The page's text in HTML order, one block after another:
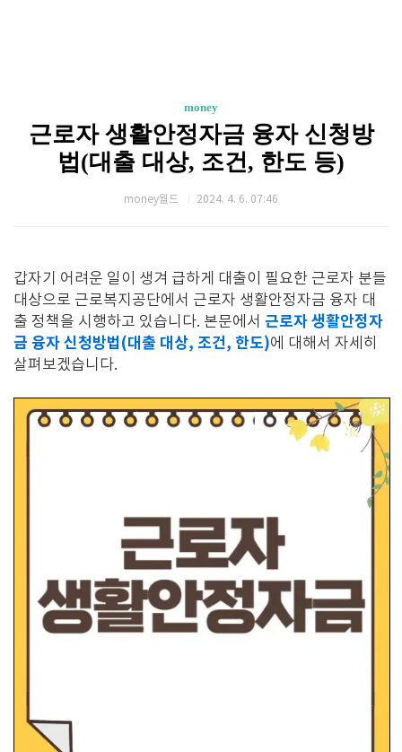
money
근로자 생활안정자금 융자 신청방
법(대출 대상, 조건, 한도 등)
money월드 2024. 4. 6. 07:46
갑자기 어려운 일이 생겨 급하게 대출이 필요한 근로자 분들
대상으로 근로복지공단에서 근로자 생활안정자금 융자 대
출 정책을 시행하고 있습니다. 본문에서 근로자 생활안정자
금 융자 신청방법(대출 대상, 조건, 한도)에 대해서 자세히
살펴보겠습니다.